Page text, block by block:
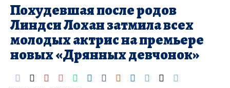
Похудевшая после родов
Линдси Лохан затмила всех
молодых актрис на премьере
новых «Дрянных девчонок»